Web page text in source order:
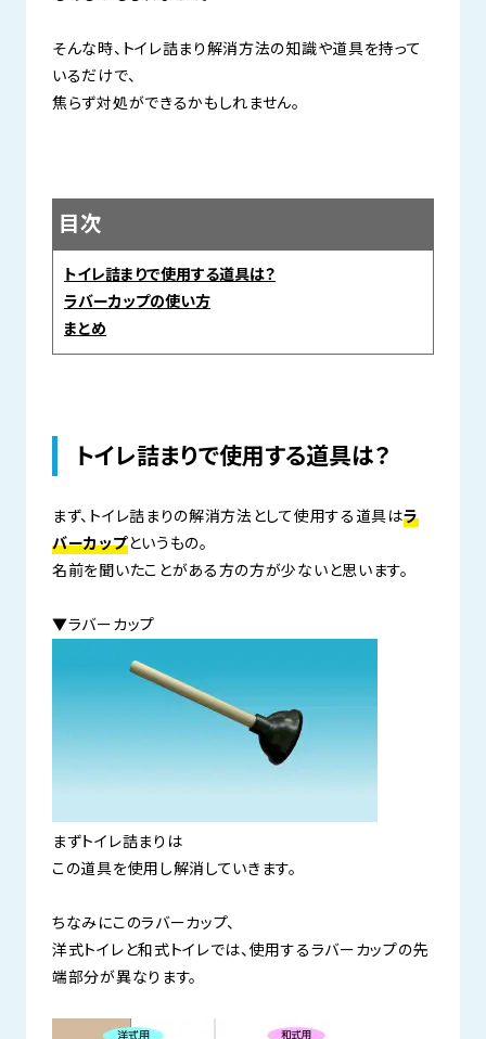
そんな時、トイレ詰まり解消方法の知識や道具を持って
いるだけで、
焦らず対処ができるかもしれません。
目次
トイレ詰まりで使用する道具は？
ラバーカップの使い方
まとめ
トイレ詰まりで使用する道具は？
まず、トイレ詰まりの解消方法として使用する道具はラ
バーカップというもの。
名前を聞いたことがある方の方が少ないと思います。
▼ラバーカップ
まずトイレ詰まりは
この道具を使用し解消していきます。
ちなみにこのラバーカップ、
洋式トイレと和式トイレでは、使用するラバーカップの先
端部分が異なります。